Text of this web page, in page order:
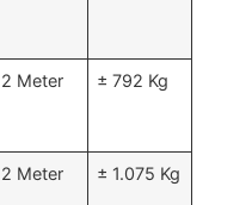
Meter ± 792 Kg
Meter ± 1.075 Kg